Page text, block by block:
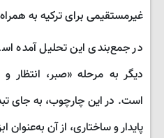
غیرمستقیمی برای ترکیه به
در جمع‌بندی این تحلیل آمده
دیگر به مرحله «صبر، انتظار و
است. در این چارچوب، به جای
پایدار و ساختاری، از آن